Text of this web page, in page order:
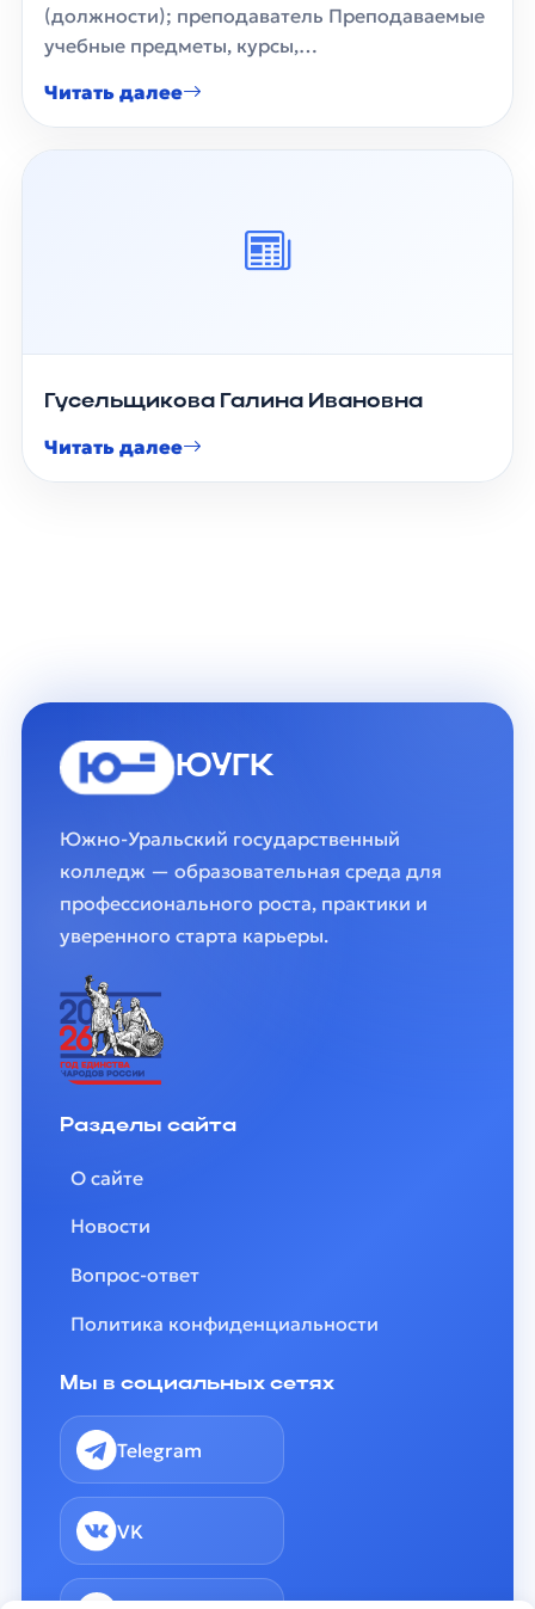
(должности); преподаватель Преподаваемые
учебные предметы, курсы,…
Читать далее
Гусельщикова Галина Ивановна
Читать далее
ЮУГК
Южно-Уральский государственный
колледж — образовательная среда для
профессионального роста, практики и
уверенного старта карьеры.
Разделы сайта
О сайте
Новости
Вопрос-ответ
Политика конфиденциальности
Мы в социальных сетях
Telegram
VK